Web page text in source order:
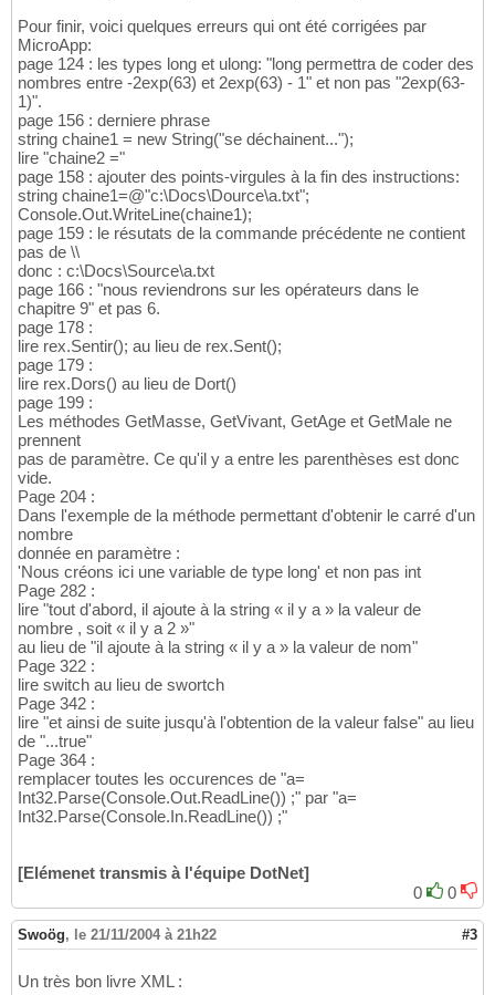
Pour finir, voici quelques erreurs qui ont été corrigées par
MicroApp:
page 124 : les types long et ulong: "long permettra de coder des
nombres entre -2exp(63) et 2exp(63) - 1" et non pas "2exp(63-
1)".
page 156 : derniere phrase
string chaine1 = new String("se déchainent...");
lire "chaine2 ="
page 158 : ajouter des points-virgules à la fin des instructions:
string chaine1=@"c:\Docs\Dource\a.txt";
Console.Out.WriteLine(chaine1);
page 159 : le résutats de la commande précédente ne contient
pas de \\
donc : c:\Docs\Source\a.txt
page 166 : "nous reviendrons sur les opérateurs dans le
chapitre 9" et pas 6.
page 178 :
lire rex.Sentir(); au lieu de rex.Sent();
page 179 :
lire rex.Dors() au lieu de Dort()
page 199 :
Les méthodes GetMasse, GetVivant, GetAge et GetMale ne
prennent
pas de paramètre. Ce qu'il y a entre les parenthèses est donc
vide.
Page 204 :
Dans l'exemple de la méthode permettant d'obtenir le carré d'un
nombre
donnée en paramètre :
'Nous créons ici une variable de type long' et non pas int
Page 282 :
lire "tout d'abord, il ajoute à la string « il y a » la valeur de
nombre , soit « il y a 2 »"
au lieu de "il ajoute à la string « il y a » la valeur de nom"
Page 322 :
lire switch au lieu de swortch
Page 342 :
lire "et ainsi de suite jusqu'à l'obtention de la valeur false" au lieu
de "...true"
Page 364 :
remplacer toutes les occurences de "a=
Int32.Parse(Console.Out.ReadLine()) ;" par "a=
Int32.Parse(Console.In.ReadLine()) ;"
[Elémenet transmis à l'équipe DotNet]
0
0
Swoög, le 21/11/2004 à 21h22 #3
Un très bon livre XML :